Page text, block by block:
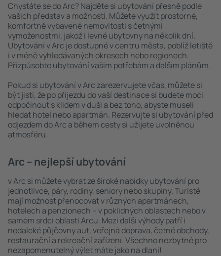
Chystáte se do Arc? Najděte si ubytování přesně podle
vašich představ a možností. Můžete využít prostorné,
komfortně vybavené nemovitosti s četnými
vymoženostmi, jakož i levné ubytovny na několik dní.
Ubytování v Arc je dostupné v centru města, poblíž letiště
i v méně vyhledávaných okresech nebo regionech.
Přizpůsobte ubytování vašim potřebám a dalším plánům.
Pokud si ubytování v Arc zarezervujete včas, můžete si
být jisti, že po příjezdu do vaší destinace si budete moci
odpočinout s klidem v duši a bez toho, abyste museli
hledat hotel nebo apartmán. Rezervujte si ubytování před
odjezdem do Arc a během cesty si užijete uvolněnou
atmosféru.
Arc – nejlepší ubytování
v Arc si můžete vybrat ze široké nabídky ubytování pro
jednotlivce, páry, rodiny, seniory nebo skupiny. Turisté
mají možnost přenocovat v různých apartmánech,
hotelech a penzionech – v poklidných oblastech nebo v
samém srdci oblasti Arcu. Mezi další výhody patří i
nedaleké půjčovny aut, veřejná doprava, četné obchody,
restaurační a rekreační zařízení. Všechno nezbytné pro
nezapomenutelný výlet máte jako na dlani!